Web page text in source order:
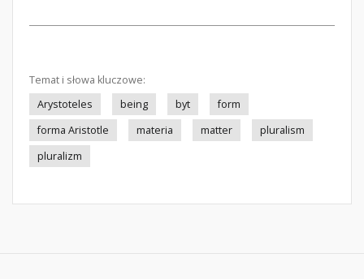
Temat i słowa kluczowe:
Arystoteles
being byt
form
forma Aristotle
materia matter
pluralism
pluralizm